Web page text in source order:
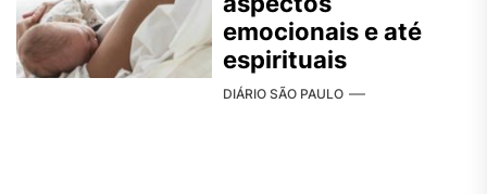
emocionais e até
espirituais
DIÁRIO SÃO PAULO